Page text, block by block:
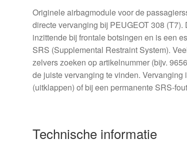
Originele airbagmodule voor de
directe vervanging bij PEUGEOT 308
inzittende bij frontale botsingen en is een
SRS (Supplemental Restraint System).
zelvers zoeken op artikelnummer (bijv.
de juiste vervanging te vinden.
(uitklappen) of bij een permanente SRS-
Technische informatie